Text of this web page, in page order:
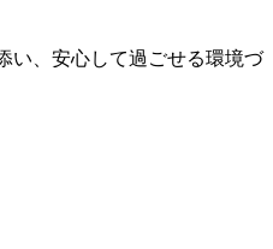
い、安心して過ごせる環境づ